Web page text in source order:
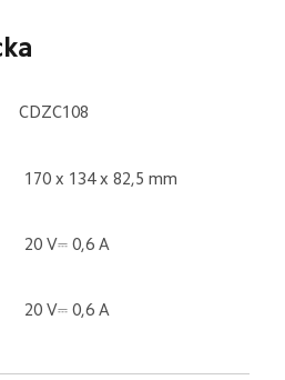
CDZC108
170 x 134 x 82,5 mm
20 V⎓ 0,6 A
20 V⎓ 0,6 A